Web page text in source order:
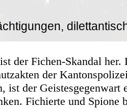
der Fichen-Skandal her.
der
ist der Geistesgegenwart
Fichierte und Spione